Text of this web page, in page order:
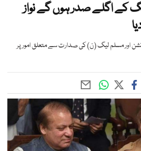
کے اگلے صدر ہوں گے نواز
اور مسلم لیگ (ن) کی صدارت سے متعلق امور پر